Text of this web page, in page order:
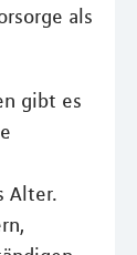
als
gibt es
Alter.